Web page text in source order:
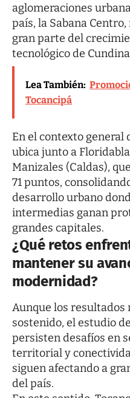
aglomeraciones
país, la Sabana
gran parte del
tecnológico de
Lea También:
Tocancipá
En el contexto general
ubica junto a
Manizales (Caldas),
71 puntos,
desarrollo urbano
intermedias ganan
grandes capitales.
¿Qué retos
mantener su
modernidad?
Aunque los
sostenido, el estudio
persisten desafíos en
territorial y
siguen afectando a
del país.